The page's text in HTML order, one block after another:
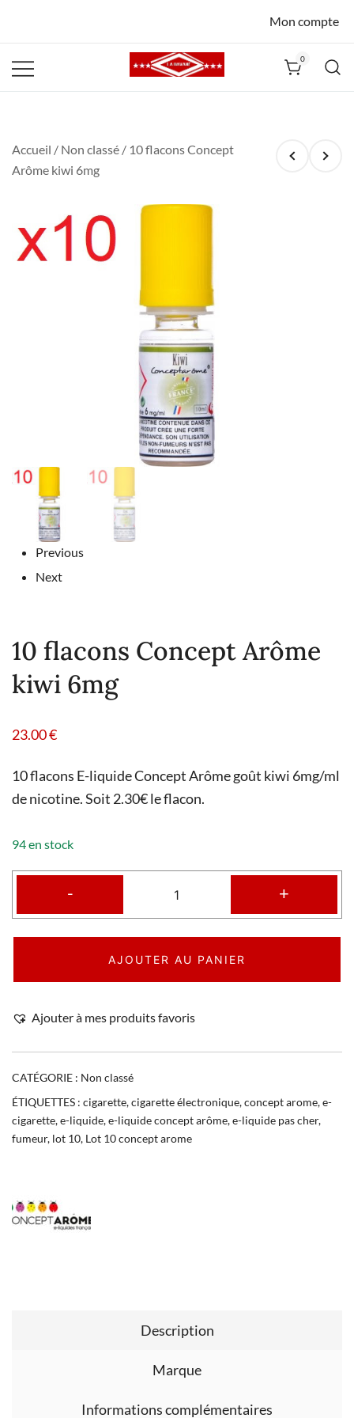
Mon compte
0
Accueil / Non classé / 10 flacons Concept
Arôme kiwi 6mg
Previous
Next
10 flacons Concept Arôme
kiwi 6mg
23.00€
10 flacons E-liquide Concept Arôme goût kiwi 6mg/ml
de nicotine. Soit 2.30€ le flacon.
94 en stock
- +
AJOUTER AU PANIER
Ajouter à mes produits favoris
CATÉGORIE : Non classé
ÉTIQUETTES : cigarette,cigarette électronique,concept arome,e-
cigarette,e-liquide,e-liquide concept arôme,e-liquide pas cher,
fumeur, lot 10, Lot 10 concept arome
Description
Marque
Informations complémentaires